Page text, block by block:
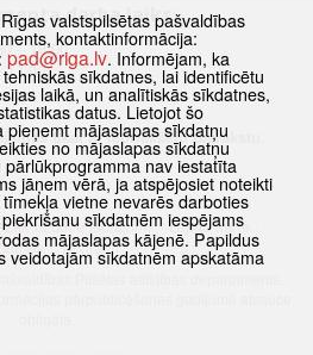
darba laiks:
– 18.00
17.00
tikai ar iepriekšēju pierakstu.
uzdotie jautājumi
Lapas karte
Kontakti
Pilsētas attīstības departaments.
valstspilsētas pašvaldības
kontaktinformācija:
pad@riga.lv. Informējam, ka
sīkdatnes, lai identificētu
laikā, un analītiskās sīkdatnes,
datus. Lietojot šo
pieņemt mājaslapas sīkdatņu
no mājaslapas sīkdatņu
nav iestatīta
jāņem vērā, ja atspējosiet noteikti
vietne nevarēs darboties
sīkdatnēm iespējams
mājaslapas kājenē. Papildus
veidotajām sīkdatnēm apskatāma